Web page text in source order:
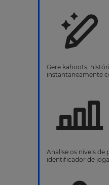
Gere kahoots,
instantaneamente
Analise os níveis
identificador de